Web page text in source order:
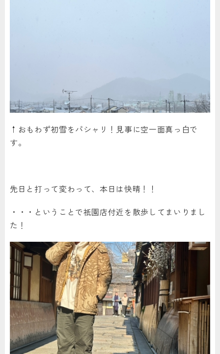
↑おもわず初雪をパシャリ！見事に空一面真っ白で
す。
先日と打って変わって、本日は快晴！！
・・・ということで祇園店付近を散歩してまいりまし
た！